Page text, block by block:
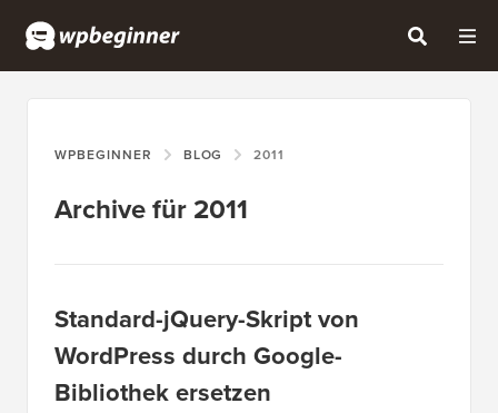
WPBEGINNER BLOG 2011
Archive für 2011
Standard-jQuery-Skript von
WordPress durch Google-
Bibliothek ersetzen